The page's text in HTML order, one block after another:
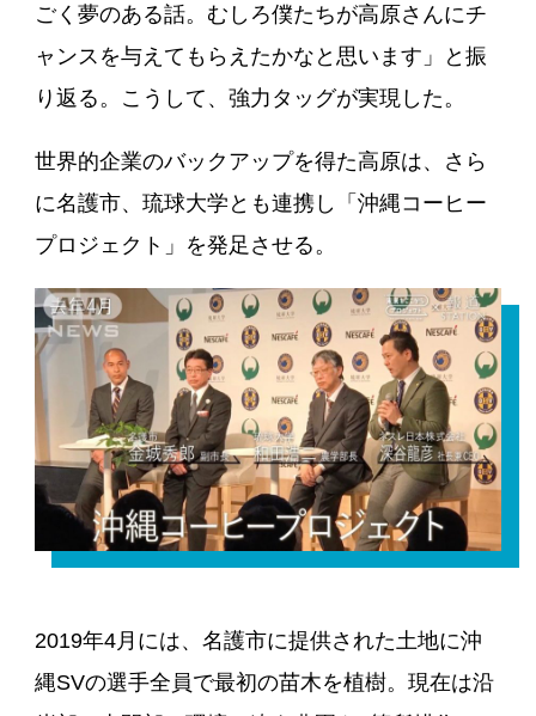
ごく夢のある話。むしろ僕たちが高原さんにチ
ャンスを与えてもらえたかなと思います」と振
り返る。こうして、強力タッグが実現した。
世界的企業のバックアップを得た高原は、さら
に名護市、琉球大学とも連携し「沖縄コーヒー
プロジェクト」を発足させる。
2019年4月には、名護市に提供された土地に沖
縄SVの選手全員で最初の苗木を植樹。現在は沿